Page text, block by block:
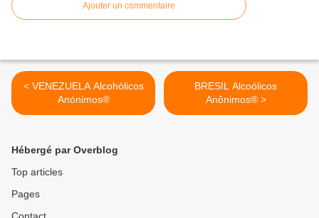
Ajouter un commentaire
< VENEZUELA Alcohólicos
Anónimos®
BRESIL Alcoólicos
Anônimos® >
Hébergé par Overblog
Top articles
Pages